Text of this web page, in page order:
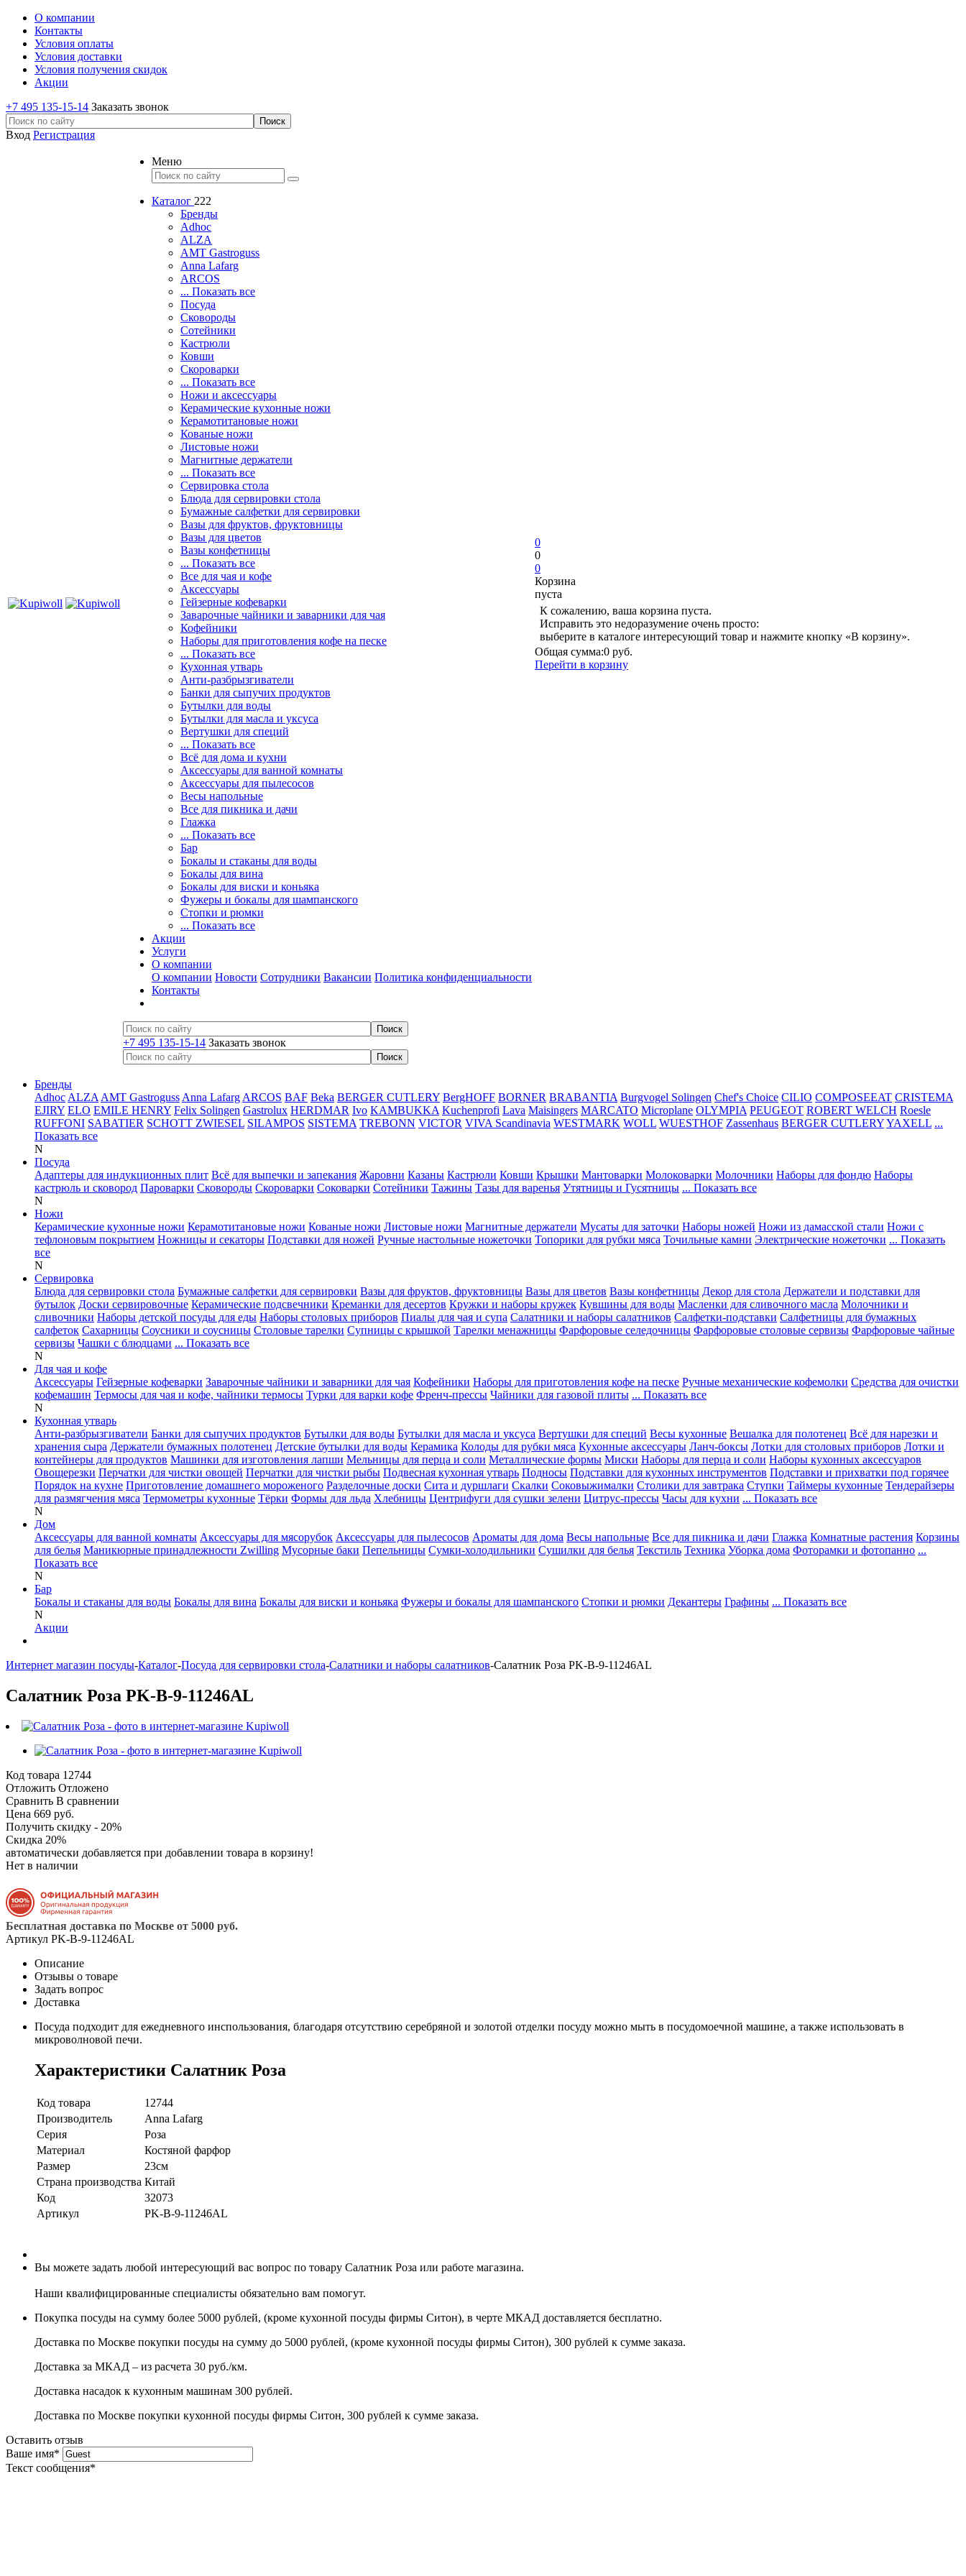
О компании
Контакты
Условия оплаты
Условия доставки
Условия получения скидок
Акции
+7 495 135-15-14 Заказать звонок
Вход Регистрация
Меню
Каталог 222
Бренды
Adhoc
ALZA
AMT Gastroguss
Anna Lafarg
ARCOS
... Показать все
Посуда
Сковороды
Сотейники
Кастрюли
Ковши
Скороварки
... Показать все
Ножи и аксессуары
Керамические кухонные ножи
Керамотитановые ножи
Кованые ножи
Листовые ножи
Магнитные держатели
... Показать все
Сервировка стола
Блюда для сервировки стола
Бумажные салфетки для сервировки
Вазы для фруктов, фруктовницы
Вазы для цветов
Вазы конфетницы
... Показать все
Все для чая и кофе
Аксессуары
Гейзерные кофеварки
Заварочные чайники и заварники для чая
Кофейники
Наборы для приготовления кофе на песке
... Показать все
Кухонная утварь
Анти-разбрызгиватели
Банки для сыпучих продуктов
Бутылки для воды
Бутылки для масла и уксуса
Вертушки для специй
... Показать все
Всё для дома и кухни
Аксессуары для ванной комнаты
Аксессуары для пылесосов
Весы напольные
Все для пикника и дачи
Глажка
... Показать все
Бар
Бокалы и стаканы для воды
Бокалы для вина
Бокалы для виски и коньяка
Фужеры и бокалы для шампанского
Стопки и рюмки
... Показать все
Акции
Услуги
О компании
О компании Новости Сотрудники Вакансии Политика конфиденциальности
Контакты
+7 495 135-15-14 Заказать звонок
0
0
0
Корзина
пуста
К сожалению, ваша корзина пуста.
Исправить это недоразумение очень просто:
выберите в каталоге интересующий товар и нажмите кнопку «В корзину».
Общая сумма:0 руб.
Перейти в корзину
Бренды
Adhoc ALZA AMT Gastroguss Anna Lafarg ARCOS BAF Beka BERGER CUTLERY BergHOFF BORNER BRABANTIA Burgvogel Solingen Chef's Choice CILIO COMPOSEEAT CRISTEMA
EJIRY ELO EMILE HENRY Felix Solingen Gastrolux HERDMAR Ivo KAMBUKKA Kuchenprofi Lava Maisingers MARCATO Microplane OLYMPIA PEUGEOT ROBERT WELCH Roesle
RUFFONI SABATIER SCHOTT ZWIESEL SILAMPOS SISTEMA TREBONN VICTOR VIVA Scandinavia WESTMARK WOLL WUESTHOF Zassenhaus BERGER CUTLERYYAXELL ...
Показать все
N
Посуда
Адаптеры для индукционных плит Всё для выпечки и запекания Жаровни Казаны Кастрюли Ковши Крышки Мантоварки Молоковарки Молочники Наборы для фондю Наборы
кастрюль и сковород Пароварки Сковороды Скороварки Соковарки Сотейники Тажины Тазы для варенья Утятницы и Гусятницы ... Показать все
N
Ножи
Керамические кухонные ножи Керамотитановые ножи Кованые ножи Листовые ножи Магнитные держатели Мусаты для заточки Наборы ножей Ножи из дамасской стали Ножи с
тефлоновым покрытием Ножницы и секаторы Подставки для ножей Ручные настольные ножеточки Топорики для рубки мяса Точильные камни Электрические ножеточки ... Показать
все
N
Сервировка
Блюда для сервировки стола Бумажные салфетки для сервировки Вазы для фруктов, фруктовницы Вазы для цветов Вазы конфетницы Декор для стола Держатели и подставки для
бутылок Доски сервировочные Керамические подсвечники Креманки для десертов Кружки и наборы кружек Кувшины для воды Масленки для сливочного масла Молочники и
сливочники Наборы детской посуды для еды Наборы столовых приборов Пиалы для чая и супа Салатники и наборы салатников Салфетки-подставки Салфетницы для бумажных
салфеток Сахарницы Соусники и соусницы Столовые тарелки Супницы с крышкой Тарелки менажницы Фарфоровые селедочницы Фарфоровые столовые сервизы Фарфоровые чайные
сервизы Чашки с блюдцами ... Показать все
N
Для чая и кофе
Аксессуары Гейзерные кофеварки Заварочные чайники и заварники для чая Кофейники Наборы для приготовления кофе на песке Ручные механические кофемолки Средства для очистки
кофемашин Термосы для чая и кофе, чайники термосы Турки для варки кофе Френч-прессы Чайники для газовой плиты ... Показать все
N
Кухонная утварь
Анти-разбрызгиватели Банки для сыпучих продуктов Бутылки для воды Бутылки для масла и уксуса Вертушки для специй Весы кухонные Вешалка для полотенец Всё для нарезки и
хранения сыра Держатели бумажных полотенец Детские бутылки для воды Керамика Колоды для рубки мяса Кухонные аксессуары Ланч-боксы Лотки для столовых приборов Лотки и
контейнеры для продуктов Машинки для изготовления лапши Мельницы для перца и соли Металлические формы Миски Наборы для перца и соли Наборы кухонных аксессуаров
Овощерезки Перчатки для чистки овощей Перчатки для чистки рыбы Подвесная кухонная утварь Подносы Подставки для кухонных инструментов Подставки и прихватки под горячее
Порядок на кухне Приготовление домашнего мороженого Разделочные доски Сита и дуршлаги Скалки Соковыжималки Столики для завтрака Ступки Таймеры кухонные Тендерайзеры
для размягчения мяса Термометры кухонные Тёрки Формы для льда Хлебницы Центрифуги для сушки зелени Цитрус-прессы Часы для кухни ... Показать все
N
Дом
Аксессуары для ванной комнаты Аксессуары для мясорубок Аксессуары для пылесосов Ароматы для дома Весы напольные Все для пикника и дачи Глажка Комнатные растения Корзины
для белья Маникюрные принадлежности Zwilling Мусорные баки Пепельницы Сумки-холодильники Сушилки для белья Текстиль Техника Уборка дома Фоторамки и фотопанно ...
Показать все
N
Бар
Бокалы и стаканы для воды Бокалы для вина Бокалы для виски и коньяка Фужеры и бокалы для шампанского Стопки и рюмки Декантеры Графины ... Показать все
N
Акции
Интернет магазин посуды-Каталог-Посуда для сервировки стола-Салатники и наборы салатников-Салатник Роза PK-B-9-11246AL
Салатник Роза PK-B-9-11246AL
Код товара 12744
Отложить Отложено
Сравнить В сравнении
Цена 669 руб.
Получить скидку - 20%
Скидка 20%
автоматически добавляется при добавлении товара в корзину!
Нет в наличии
Бесплатная доставка по Москве от 5000 руб.
Артикул PK-B-9-11246AL
Описание
Отзывы о товаре
Задать вопрос
Доставка
Посуда подходит для ежедневного инспользования, благодаря отсутствию серебряной и золотой отделки посуду можно мыть в посудомоечной машине, а также использовать в
микроволновой печи.
Характеристики Салатник Роза
Код товара
12744
Производитель
Anna Lafarg
Серия
Роза
Материал
Костяной фарфор
Размер
23см
Страна производства Китай
Код
32073
Артикул
PK-B-9-11246AL
Вы можете задать любой интересующий вас вопрос по товару Салатник Роза или работе магазина.
Наши квалифицированные специалисты обязательно вам помогут.
Покупка посуды на сумму более 5000 рублей, (кроме кухонной посуды фирмы Ситон), в черте МКАД доставляется бесплатно.
Доставка по Москве покупки посуды на сумму до 5000 рублей, (кроме кухонной посуды фирмы Ситон), 300 рублей к сумме заказа.
Доставка за МКАД – из расчета 30 руб./км.
Доставка насадок к кухонным машинам 300 рублей.
Доставка по Москве покупки кухонной посуды фирмы Ситон, 300 рублей к сумме заказа.
Оставить отзыв
Ваше имя*
Текст сообщения*